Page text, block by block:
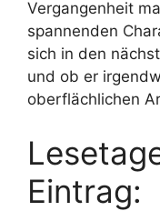
Vergangenheit
spannenden
sich in den
und ob er
oberflächlichen
Eintrag: